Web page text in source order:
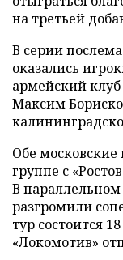
на третьей
В серии
оказались
армейский клуб
Максим
Обе
группе с
В параллельном
разгромили
тур состоится
«Локомотив»